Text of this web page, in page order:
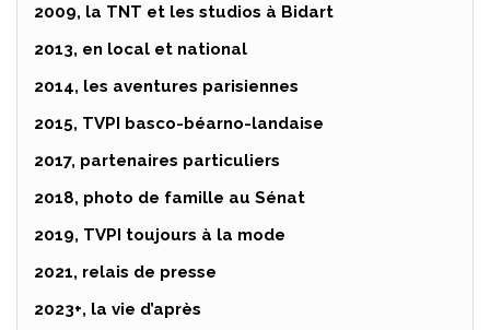
2009, la TNT et les studios à Bidart
2013, en local et national
2014, les aventures parisiennes
2015, TVPI basco-béarno-landaise
2017, partenaires particuliers
2018, photo de famille au Sénat
2019, TVPI toujours à la mode
2021, relais de presse
2023+, la vie d’après